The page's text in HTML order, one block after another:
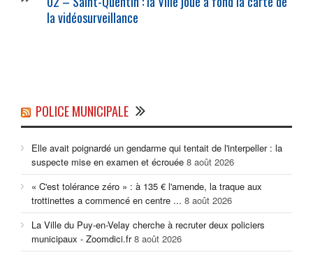
la vidéosurveillance
POLICE MUNICIPALE
Elle avait poignardé un gendarme qui tentait de l'interpeller : la
suspecte mise en examen et écrouée 8 août 2026
« C'est tolérance zéro » : à 135 € l'amende, la traque aux
trottinettes a commencé en centre ... 8 août 2026
La Ville du Puy-en-Velay cherche à recruter deux policiers
municipaux - Zoomdici.fr 8 août 2026